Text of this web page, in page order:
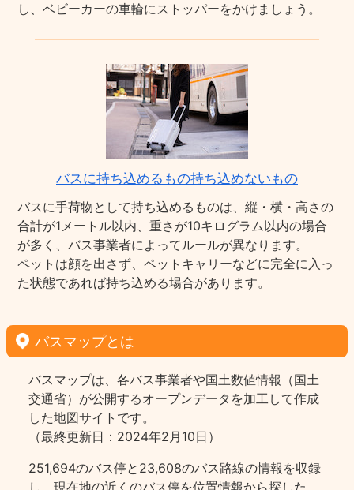
し、ベビーカーの車輪にストッパーをかけましょう。
バスに持ち込めるもの持ち込めないもの
バスに手荷物として持ち込めるものは、縦・横・高さの
合計が1メートル以内、重さが10キログラム以内の場合
が多く、バス事業者によってルールが異なります。
ペットは顔を出さず、ペットキャリーなどに完全に入っ
た状態であれば持ち込める場合があります。
バスマップとは
バスマップは、各バス事業者や国土数値情報（国土
交通省）が公開するオープンデータを加工して作成
した地図サイトです。
（最終更新日：2024年2月10日）
251,694のバス停と23,608のバス路線の情報を収録
し、現在地の近くのバス停を位置情報から探した